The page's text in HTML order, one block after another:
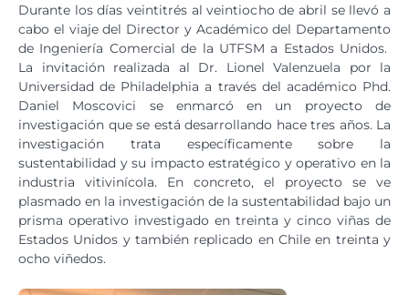
Durante los días veintitrés al veintiocho de abril se llevó a
cabo el viaje del Director y Académico del Departamento
de Ingeniería Comercial de la UTFSM a Estados Unidos.
La invitación realizada al Dr. Lionel Valenzuela por la
Universidad de Philadelphia a través del académico Phd.
Daniel Moscovici se enmarcó en un proyecto de
investigación que se está desarrollando hace tres años. La
investigación trata específicamente sobre la
sustentabilidad y su impacto estratégico y operativo en la
industria vitivinícola. En concreto, el proyecto se ve
plasmado en la investigación de la sustentabilidad bajo un
prisma operativo investigado en treinta y cinco viñas de
Estados Unidos y también replicado en Chile en treinta y
ocho viñedos.